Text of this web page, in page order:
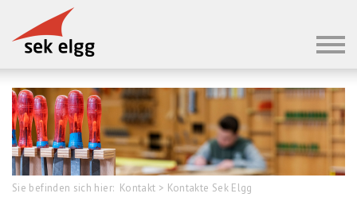
Sie befinden sich hier: Kontakt > Kontakte Sek Elgg